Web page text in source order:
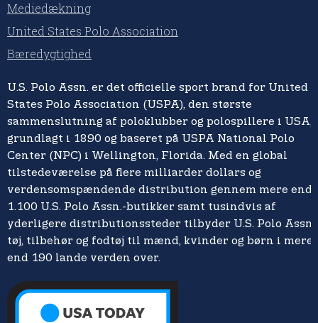
Mediedækning
United States Polo Association
Bæredygtighed
U.S. Polo Assn. er det officielle sport brand for United
States Polo Association (USPA), den største
sammenslutning af poloklubber og polospillere i USA,
grundlagt i 1890 og baseret på USPA National Polo
Center (NPC) i Wellington, Florida. Med en global
tilstedeværelse på flere milliarder dollars og
verdensomspændende distribution gennem mere end
1.100 U.S. Polo Assn.-butikker samt tusindvis af
yderligere distributionssteder tilbyder U.S. Polo Assn.
tøj, tilbehør og fodtøj til mænd, kvinder og børn i mere
end 190 lande verden over.